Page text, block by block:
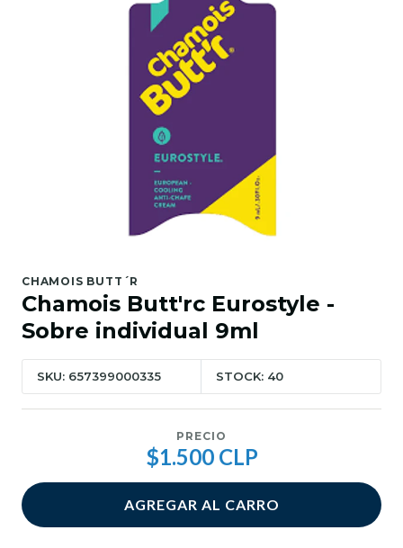
CHAMOIS BUTT´R
Chamois Butt'rc Eurostyle -
Sobre individual 9ml
SKU: 657399000335 STOCK: 40
PRECIO
$1.500 CLP
AGREGAR AL CARRO